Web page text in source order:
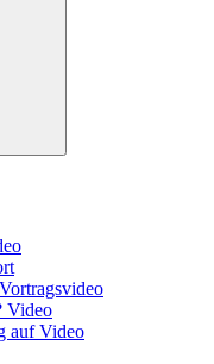
Video
auf Video